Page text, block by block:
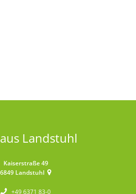
Landstuhl
Kaiserstraße 49
Landstuhl
+49 6371 83-0